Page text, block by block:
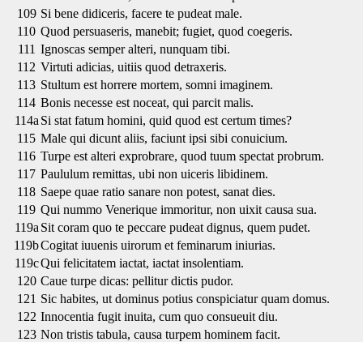
109 Si bene didiceris, facere te pudeat male.
110 Quod persuaseris, manebit; fugiet, quod coegeris.
111 Ignoscas semper alteri, nunquam tibi.
112 Virtuti adicias, uitiis quod detraxeris.
113 Stultum est horrere mortem, somni imaginem.
114 Bonis necesse est noceat, qui parcit malis.
114a Si stat fatum homini, quid quod est certum times?
115 Male qui dicunt aliis, faciunt ipsi sibi conuicium.
116 Turpe est alteri exprobrare, quod tuum spectat probrum.
117 Paululum remittas, ubi non uiceris libidinem.
118 Saepe quae ratio sanare non potest, sanat dies.
119 Qui nummo Venerique immoritur, non uixit causa sua.
119a Sit coram quo te peccare pudeat dignus, quem pudet.
119bCogitat iuuenis uirorum et feminarum iniurias.
119cQui felicitatem iactat, iactat insolentiam.
120 Caue turpe dicas: pellitur dictis pudor.
121 Sic habites, ut dominus potius conspiciatur quam domus.
122 Innocentia fugit inuita, cum quo consueuit diu.
123 Non tristis tabula, causa turpem hominem facit.